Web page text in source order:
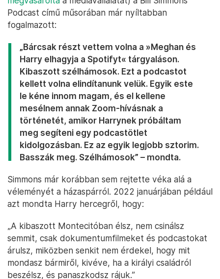
Podcast című műsorában már nyíltabban
fogalmazott:
„Bárcsak részt vettem volna a »Meghan és
Harry elhagyja a Spotifyt« tárgyaláson.
Kibaszott szélhámosok. Ezt a podcastot
kellett volna elindítanunk velük. Egyik este
le kéne innom magam, és el kellene
mesélnem annak Zoom-hívásnak a
történetét, amikor Harrynek próbáltam
meg segíteni egy podcastötlet
kidolgozásban. Ez az egyik legjobb sztorim.
Basszák meg. Szélhámosok” – mondta.
Simmons már korábban sem rejtette véka alá a
véleményét a házaspárról. 2022 januárjában például
azt mondta Harry hercegről, hogy:
„A kibaszott Montecitóban élsz, nem csinálsz
semmit, csak dokumentumfilmeket és podcastokat
árulsz, miközben senkit nem érdekel, hogy mit
mondasz bármiről, kivéve, ha a királyi családról
beszélsz, és panaszkodsz rájuk.”